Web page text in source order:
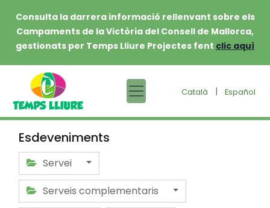
Consulta la darrera informació rellenvant sobre els
Campaments de la Victòria del Consell de Mallorca,
gestionats per Temps Lliure Projectes fent clic aquí
Català | Español
Esdeveniments
Servei
Serveis complementaris